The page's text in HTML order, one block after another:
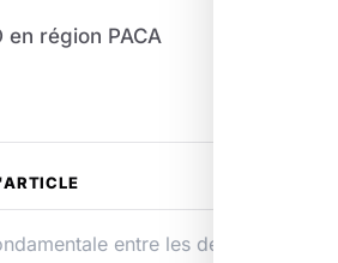
en région PACA
entre les deux